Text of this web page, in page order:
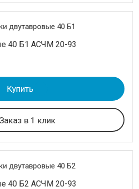
40 Б1 АСЧМ 20-93
Купить
Заказ в 1 клик
40 Б2 АСЧМ 20-93